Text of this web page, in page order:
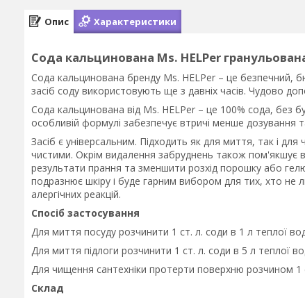
Опис Характеристики
Сода кальцинована Ms. HELPer
Сода кальцинована бренду Ms. HELPer – це безпечний,
засіб соду використовують ще з давніх часів. Чудово
Сода кальцинована від Ms. HELPer – це 100% сода, без
особливій формулі забезпечує втричі менше дозування
Засіб є універсальним. Підходить як для миття, так і
чистими. Окрім видалення забруднень також пом'якшує
результати прання та зменшити розхід порошку або
подразнює шкіру і буде гарним вибором для тих, хто не
алергічних реакцій.
Спосіб застосування
Для миття посуду розчинити 1 ст. л. соди в 1 л теплої
Для миття підлоги розчинити 1 ст. л. соди в 5 л теплої
Для чищення сантехніки протерти поверхню розчином 1
Склад